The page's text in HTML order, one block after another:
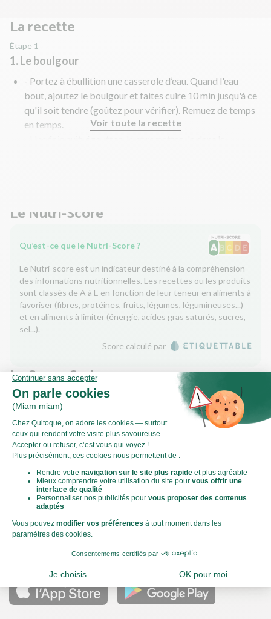
La recette
Étape 1
1. Le boulgour
- Portez à ébullition une casserole d’eau. Quand l'eau
bout, ajoutez le boulgour et faites cuire 10 min jusqu'à ce
qu'il soit tendre (goûtez pour vérifier). Remuez de temps
en temps.
Voir toute la recette
Le Nutri-Score
Qu’est-ce que le Nutri-Score ?
Le Nutri-score est un indicateur destiné à la compréhension
des informations nutritionnelles. Les recettes ou les produits
sont classés de A à E en fonction de leur teneur en aliments à
favoriser (fibres, protéines, fruits, légumes, légumineuses...)
et en aliments à limiter (énergie, acides gras saturés, sucres,
sel...).
Score calculé par
Le Score Carbone
Qu’est-ce que le score carbone ?
C'est un logo qui vous permet de visualiser l’empreinte
carbone de chaque plat et de faire des choix plus éclairés et
toujours aussi gourmands. Plus d'informations
Télécharger nos applications